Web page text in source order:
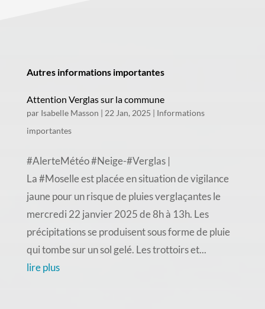
Autres informations importantes
Attention Verglas sur la commune
par Isabelle Masson | 22 Jan, 2025 | Informations
importantes
#AlerteMétéo #Neige-#Verglas |
La #Moselle est placée en situation de vigilance
jaune pour un risque de pluies verglaçantes le
mercredi 22 janvier 2025 de 8h à 13h. Les
précipitations se produisent sous forme de pluie
qui tombe sur un sol gelé. Les trottoirs et...
lire plus